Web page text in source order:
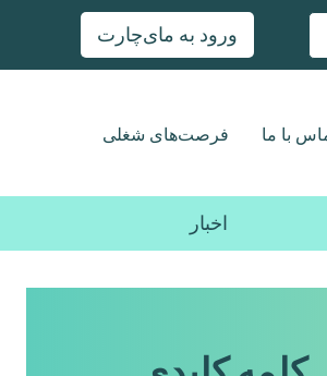
ورود به مای‌چارت
با ما فرصت‌های شغلی
اخبار